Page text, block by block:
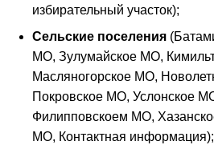
избирательный участок);
Сельские поселения
МО, Зулумайское МО,
Масляногорское МО,
Покровское МО, Услонское
Филипповскоем МО,
МО, Контактная информация);